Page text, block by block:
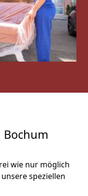
Bochum
wie nur möglich
speziellen